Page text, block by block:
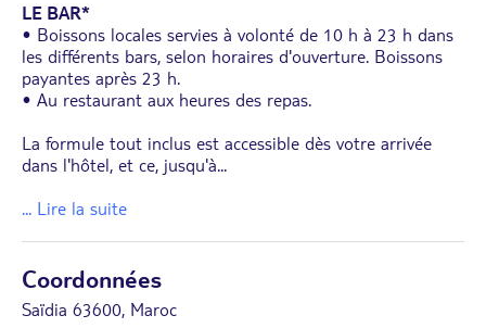
LE BAR*
• Boissons locales servies à volonté de 10 h à 23 h dans
les différents bars, selon horaires d'ouverture. Boissons
payantes après 23 h.
• Au restaurant aux heures des repas.
La formule tout inclus est accessible dès votre arrivée
dans l'hôtel, et ce, jusqu'à...
... Lire la suite
Coordonnées
Saïdia 63600, Maroc